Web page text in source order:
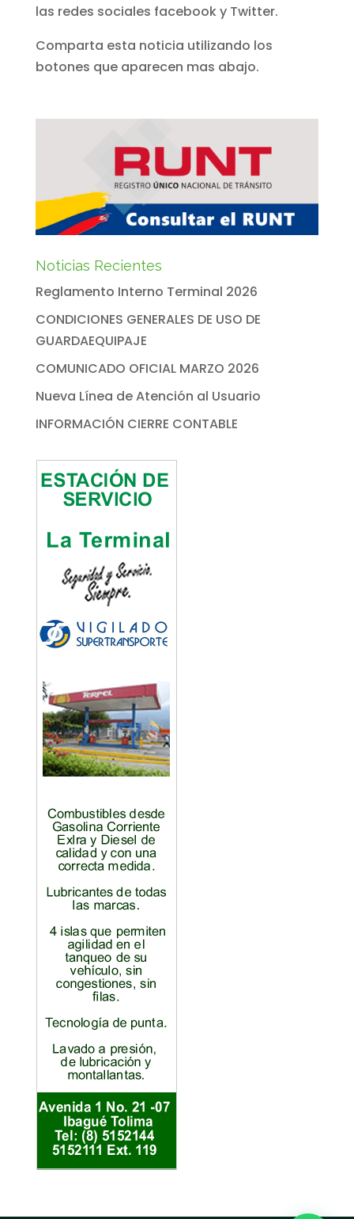
las redes sociales facebook y Twitter.
Comparta esta noticia utilizando los
botones que aparecen mas abajo.
Noticias Recientes
Reglamento Interno Terminal 2026
CONDICIONES GENERALES DE USO DE
GUARDAEQUIPAJE
COMUNICADO OFICIAL MARZO 2026
Nueva Línea de Atención al Usuario
INFORMACIÓN CIERRE CONTABLE